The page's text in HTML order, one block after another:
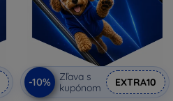
-10%
Zľava s
kupónom
EXTRA10